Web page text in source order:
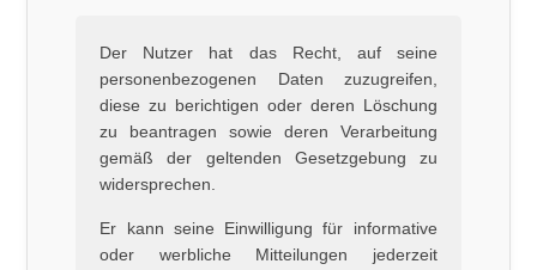
Der Nutzer hat das Recht, auf seine
personenbezogenen Daten zuzugreifen,
diese zu berichtigen oder deren Löschung
zu beantragen sowie deren Verarbeitung
gemäß der geltenden Gesetzgebung zu
widersprechen.
Er kann seine Einwilligung für informative
oder werbliche Mitteilungen jederzeit